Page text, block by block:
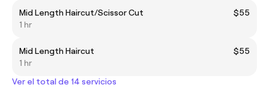
Mid Length Haircut/Scissor Cut
$55
1 hr
Mid Length Haircut
$55
1 hr
Ver el total de 14 servicios